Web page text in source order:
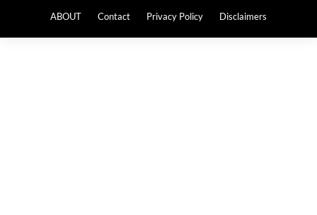
ABOUT Contact Privacy Policy Disclaimers